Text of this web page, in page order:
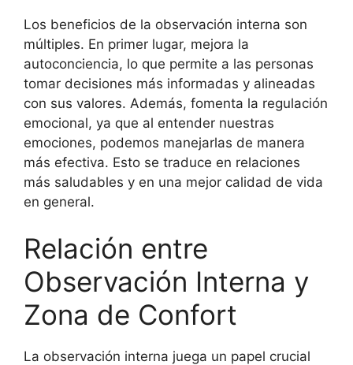
Los beneficios de la observación interna son
múltiples. En primer lugar, mejora la
autoconciencia, lo que permite a las personas
tomar decisiones más informadas y alineadas
con sus valores. Además, fomenta la regulación
emocional, ya que al entender nuestras
emociones, podemos manejarlas de manera
más efectiva. Esto se traduce en relaciones
más saludables y en una mejor calidad de vida
en general.
Relación entre
Observación Interna y
Zona de Confort
La observación interna juega un papel crucial